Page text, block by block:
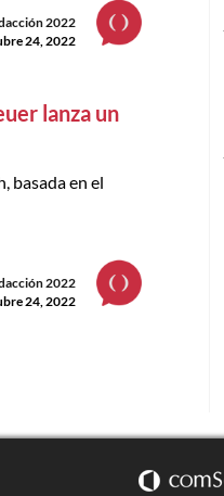
2022
24, 2022
lanza un
basada en el
2022
24, 2022